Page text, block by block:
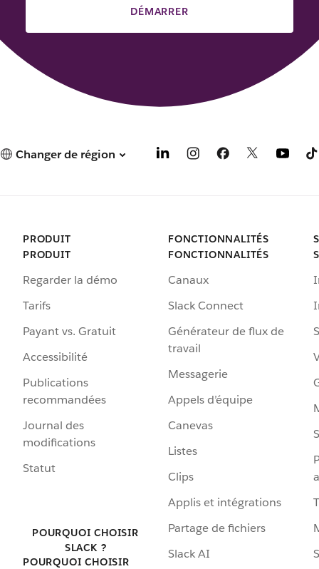
DÉMARRER
Changer de région
PRODUIT
PRODUIT
Regarder la démo
Tarifs
Payant vs. Gratuit
Accessibilité
Publications
recommandées
Journal des
modifications
Statut
POURQUOI CHOISIR
SLACK ?
POURQUOI CHOISIR
FONCTIONNALITÉS
FONCTIONNALITÉS
Canaux
Slack Connect
Générateur de flux de
travail
Messagerie
Appels d’équipe
Canevas
Listes
Clips
Applis et intégrations
Partage de fichiers
Slack AI